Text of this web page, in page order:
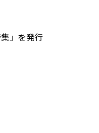
」を発行